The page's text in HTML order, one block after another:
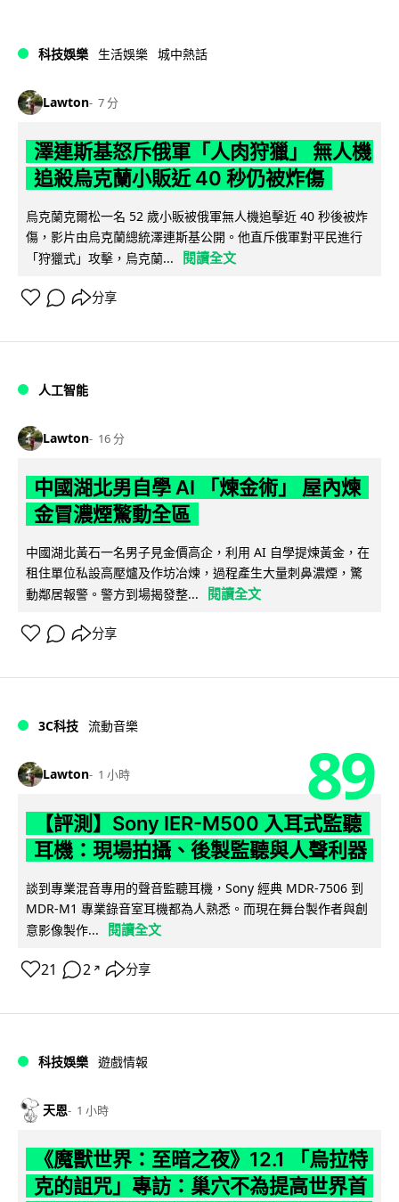
科技娛樂 生活娛樂 城中熱話
Lawton 7 分
澤連斯基怒斥俄軍「人肉狩獵」 無人機
追殺烏克蘭小販近 40 秒仍被炸傷
烏克蘭克爾松一名 52 歲小販被俄軍無人機追擊近 40 秒後被炸
傷，影片由烏克蘭總統澤連斯基公開。他直斥俄軍對平民進行
「狩獵式」攻擊，烏克蘭...
閱讀全文
分享
人工智能
Lawton 16 分
中國湖北男自學 AI 「煉金術」 屋內煉
金冒濃煙驚動全區
中國湖北黃石一名男子見金價高企，利用 AI 自學提煉黃金，在
租住單位私設高壓爐及作坊冶煉，過程產生大量刺鼻濃煙，驚
動鄰居報警。警方到場揭發整...
閱讀全文
分享
3C科技 流動音樂
Lawton 1 小時 89
【評測】Sony IER-M500 入耳式監聽
耳機：現場拍攝、後製監聽與人聲利器
談到專業混音專用的聲音監聽耳機，Sony 經典 MDR-7506 到
MDR-M1 專業錄音室耳機都為人熟悉。而現在舞台製作者與創
意影像製作...
閱讀全文
21 2 ↗ 分享
科技娛樂 遊戲情報
天恩 1 小時
《魔獸世界：至暗之夜》12.1 「烏拉特
克的詛咒」專訪：巢穴不為提高世界首